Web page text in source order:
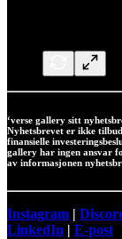
‘verse gallery sitt
Nyhetsbrevet er ikke
finansielle
gallery har ingen ansvar
av informasjonen
Instagram |
LinkedIn | E-post